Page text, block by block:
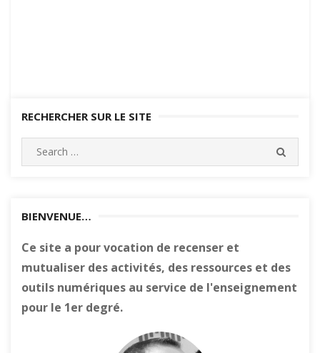
RECHERCHER SUR LE SITE
BIENVENUE…
Ce site a pour vocation de recenser et
mutualiser des activités, des ressources et des
outils numériques au service de l'enseignement
pour le 1er degré.